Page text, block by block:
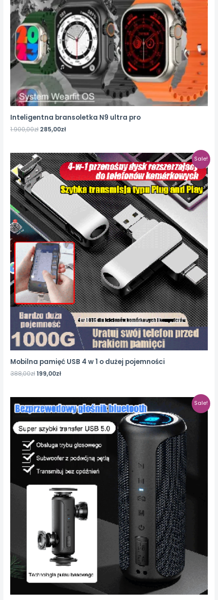
Inteligentna bransoletka N9 ultra pro
1.900,00zł 285,00zł
Sale!
Mobilna pamięć USB 4 w 1 o dużej pojemności
388,00zł199,00zł
Sale!